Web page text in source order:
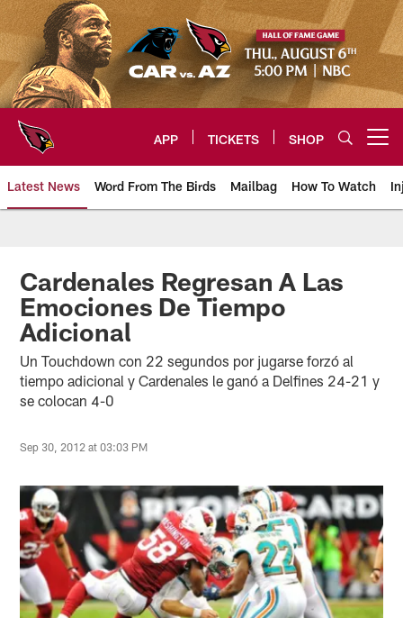
Skip
to
main
content
APP TICKETS SHOP
Latest News Word From The Birds Mailbag How To Watch
Arizona Cardinals Home: The
Cardenales Regresan A Las
Emociones De Tiempo
Adicional
Un Touchdown con 22 segundos por jugarse forzó al
tiempo adicional y Cardenales le ganó a Delfines 24-21 y
se colocan 4-0
Sep 30, 2012 at 03:03 PM